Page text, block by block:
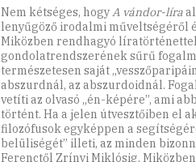
Nem kétséges, hogyA vándor-líra
lenyűgöző irodalmi műveltségéről
Miközben rendhagyó
gondolatrendszerének sűrű
természetesen saját
abszurdnál, az abszurdoidnál.
vetíti az olvasó „én-képére”, ami
történt. Ha a jelen útvesztőiben el
filozófusok egyképpen a
belüliségét” illeti, az minden
Ferenctől Zrínyi Miklósig.